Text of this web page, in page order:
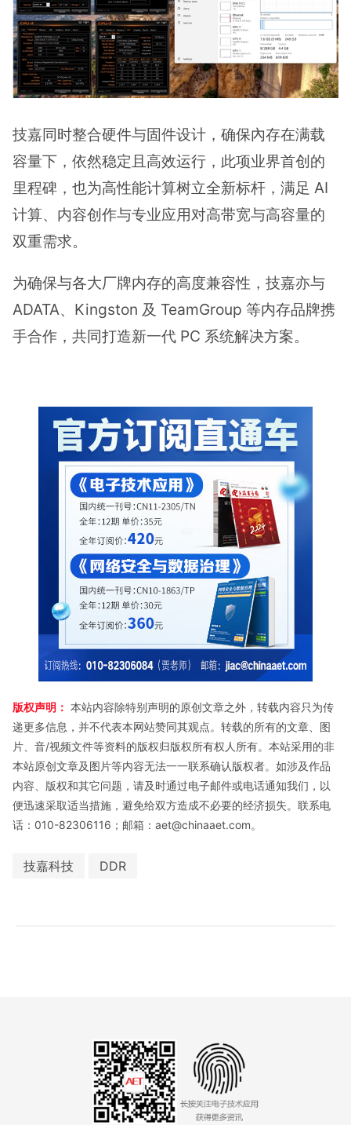
技嘉同时整合硬件与固件设计，确保內存在满载
容量下，依然稳定且高效运行，此项业界首创的
里程碑，也为高性能计算树立全新标杆，满足 AI
计算、内容创作与专业应用对高带宽与高容量的
双重需求。
为确保与各大厂牌内存的高度兼容性，技嘉亦与
ADATA、Kingston 及 TeamGroup 等内存品牌携
手合作，共同打造新一代 PC 系统解决方案。
版权声明： 本站内容除特别声明的原创文章之外，转载内容只为传
递更多信息，并不代表本网站赞同其观点。转载的所有的文章、图
片、音/视频文件等资料的版权归版权所有权人所有。本站采用的非
本站原创文章及图片等内容无法一一联系确认版权者。如涉及作品
内容、版权和其它问题，请及时通过电子邮件或电话通知我们，以
便迅速采取适当措施，避免给双方造成不必要的经济损失。联系电
话：010-82306116；邮箱：aet@chinaaet.com。
技嘉科技 DDR